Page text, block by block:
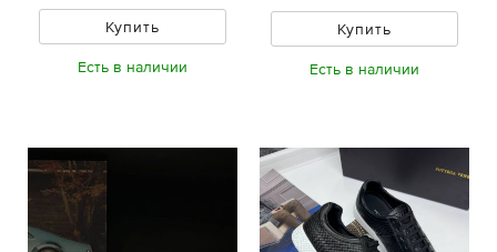
Купить
Есть в наличии
Купить
Есть в наличии